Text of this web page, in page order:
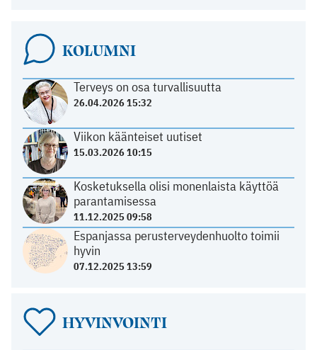
KOLUMNI
Terveys on osa turvallisuutta
26.04.2026 15:32
Viikon käänteiset uutiset
15.03.2026 10:15
Kosketuksella olisi monenlaista käyttöä
parantamisessa
11.12.2025 09:58
Espanjassa perusterveydenhuolto toimii
hyvin
07.12.2025 13:59
HYVINVOINTI